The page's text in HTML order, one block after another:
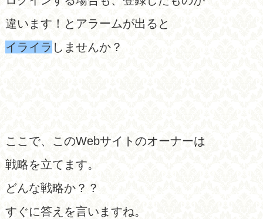
違います！とアラームが出ると
イライラ しませんか？
ここで、このWebサイトのオーナーは
戦略を立てます。
どんな戦略か？？
すぐに答えを言いますね。